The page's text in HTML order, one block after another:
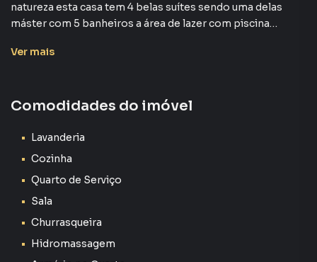
natureza esta casa tem 4 belas suítes sendo uma delas
máster com 5 banheiros a área de lazer com piscina
primeiríssima qualidade venham conhecer não vai se
Este condomínio realmente parece um refúgio
a natureza! As quatro suítes, incluindo a máster, devem
oferecer um conforto incomparável. A área de lazer com
momentos de diversão e relaxamento com amigos e
familiares. E com um acabamento de primeiríssima
qualidade, imagino que cada detalhe deve ter sido
Ver mais
Comodidades do imóvel
Lavanderia
Cozinha
Quarto de Serviço
Sala
Churrasqueira
Hidromassagem